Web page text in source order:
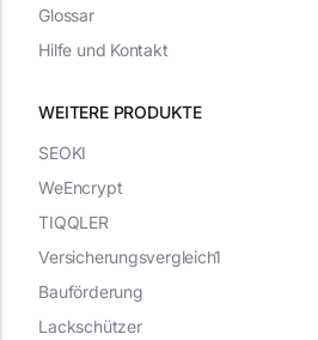
WEITERE PRODUKTE
Glossar
Hilfe und Kontakt
SEOKI
WeEncrypt
TIQQLER
Versicherungsvergleich1
Bauförderung
Lackschützer